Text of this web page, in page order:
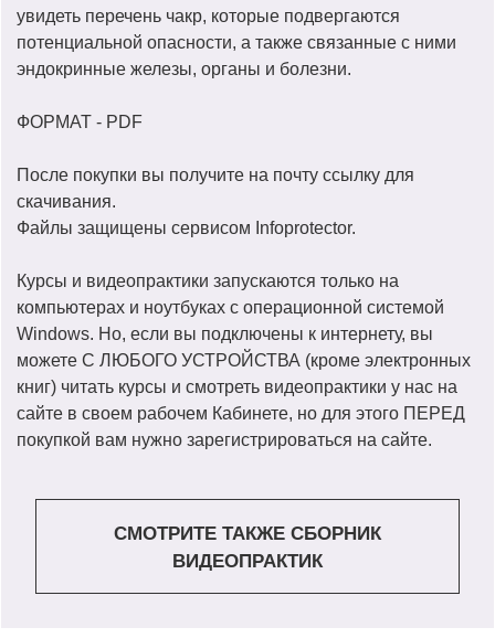
увидеть перечень чакр, которые подвергаются
потенциальной опасности, а также связанные с ними
эндокринные железы, органы и болезни.
ФОРМАТ - PDF
После покупки вы получите на почту ссылку для
скачивания.
Файлы защищены сервисом Infoprotector.
Курсы и видеопрактики запускаются только на
компьютерах и ноутбуках с операционной системой
Windows. Но, если вы подключены к интернету, вы
можете С ЛЮБОГО УСТРОЙСТВА (кроме электронных
книг) читать курсы и смотреть видеопрактики у нас на
сайте в своем рабочем Кабинете, но для этого ПЕРЕД
покупкой вам нужно зарегистрироваться на сайте.
СМОТРИТЕ ТАКЖЕ СБОРНИК
ВИДЕОПРАКТИК